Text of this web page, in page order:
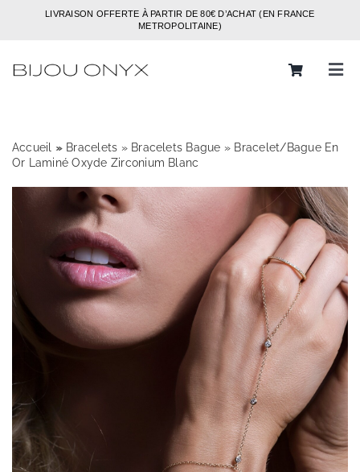
LIVRAISON OFFERTE À PARTIR DE 80€ D’ACHAT (EN FRANCE
METROPOLITAINE)
Bijoux
Bagues
Boucles d’oreilles
Bracelets
Colliers
Chaines
COLLECTIONS DE BIJOUX
Idées Cadeaux
NOUVEAUTES
Accueil »
» Bracelets » Bracelets Bague » Bracelet/Bague En
Or Laminé Oxyde Zirconium Blanc